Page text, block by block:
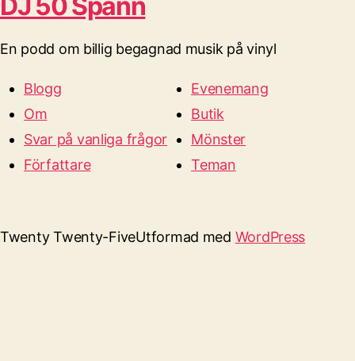
DJ 50 Spänn
En podd om billig begagnad musik på vinyl
Blogg
Om
Svar på vanliga frågor
Författare
Evenemang
Butik
Mönster
Teman
Twenty Twenty-FiveUtformad med WordPress